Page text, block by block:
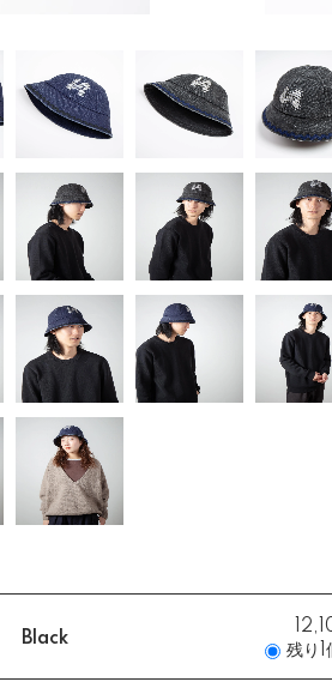
Black
残り1